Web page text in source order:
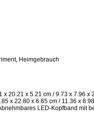
Heimgebrauch
x 20.21 x 5.21 cm / 9.73 x 7.96 x
x 22.80 x 6.65 cm / 11.36 x
LED-Kopfband mit